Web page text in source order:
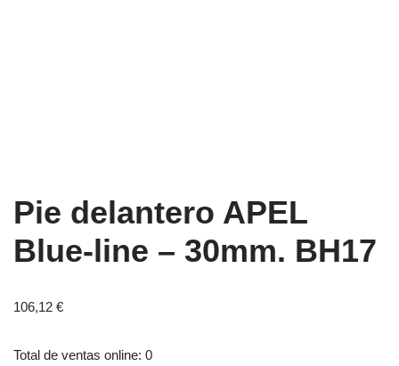
Pie delantero APEL
Blue-line – 30mm. BH17
106,12 €
Total de ventas online: 0